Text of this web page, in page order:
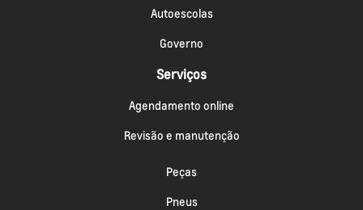
Autoescolas
Governo
Serviços
Agendamento online
Revisão e manutenção
Peças
Pneus